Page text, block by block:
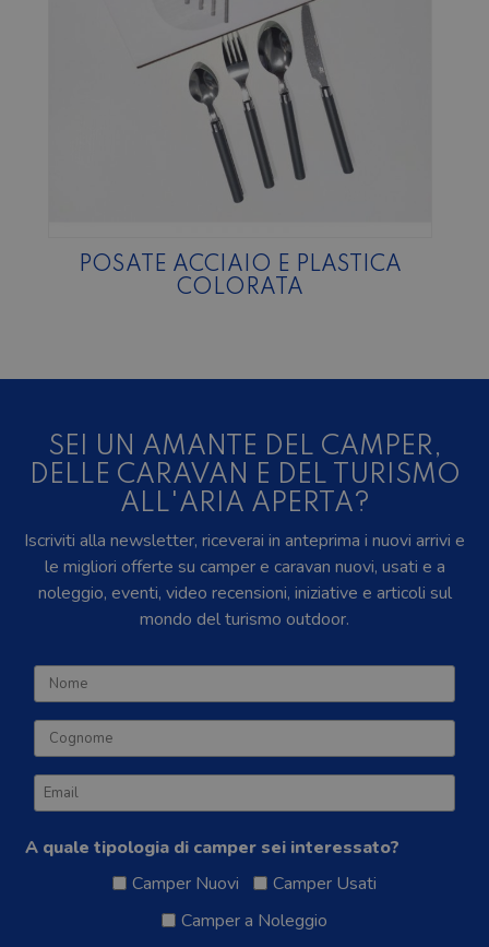
POSATE ACCIAIO E PLASTICA
COLORATA
SEI UN AMANTE DEL CAMPER,
DELLE CARAVAN E DEL TURISMO
ALL'ARIA APERTA?
Iscriviti alla newsletter, riceverai in anteprima i nuovi arrivi e
le migliori offerte su camper e caravan nuovi, usati e a
noleggio, eventi, video recensioni, iniziative e articoli sul
mondo del turismo outdoor.
A quale tipologia di camper sei interessato?
Camper Nuovi
Camper Usati
Camper a Noleggio